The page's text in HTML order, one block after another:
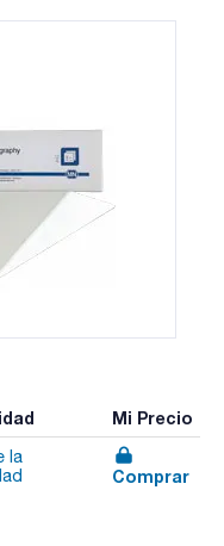
Mi Precio
la
Comprar